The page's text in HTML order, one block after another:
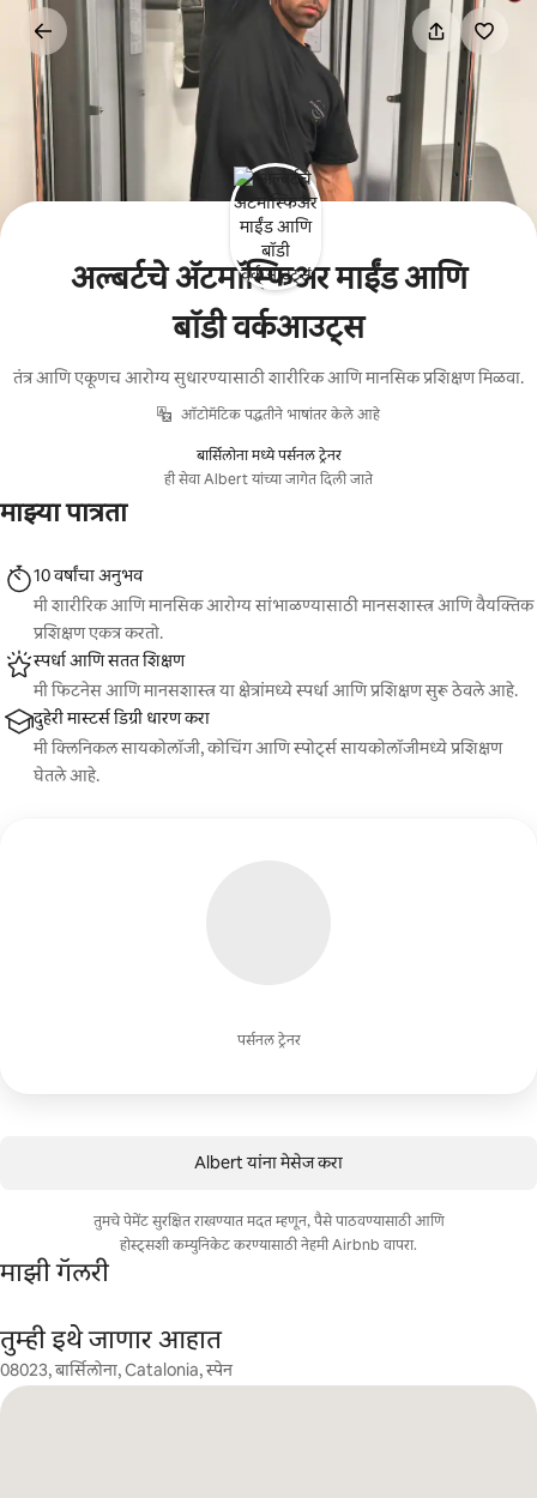
कंटेंटवर
अल्बर्टचे ॲटमॉस्फिअर माईंड आणि
बॉडी वर्कआउट्स
तंत्र आणि एकूणच आरोग्य सुधारण्यासाठी शारीरिक आणि मानसिक प्रशिक्षण मिळवा.
ऑटोमॅटिक पद्धतीने भाषांतर केले आहे
बार्सिलोना मध्ये पर्सनल ट्रेनर
ही सेवा Albert यांच्या जागेत दिली जाते
माझ्या पात्रता
पर्सनल ट्रेनर
10 वर्षांचा अनुभव
मी शारीरिक आणि मानसिक आरोग्य सांभाळण्यासाठी मानसशास्त्र आणि वैयक्तिक
प्रशिक्षण एकत्र करतो.
स्पर्धा आणि सतत शिक्षण
मी फिटनेस आणि मानसशास्त्र या क्षेत्रांमध्ये स्पर्धा आणि प्रशिक्षण सुरू ठेवले आहे.
दुहेरी मास्टर्स डिग्री धारण करा
मी क्लिनिकल सायकोलॉजी, कोचिंग आणि स्पोर्ट्स सायकोलॉजीमध्ये प्रशिक्षण
घेतले आहे.
Albert यांना मेसेज करा
तुमचे पेमेंट सुरक्षित राखण्यात मदत म्हणून, पैसे पाठवण्यासाठी आणि
होस्ट्सशी कम्युनिकेट करण्यासाठी नेहमी Airbnb वापरा.
माझी गॅलरी
तुम्ही इथे जाणार आहात
08023, बार्सिलोना, Catalonia, स्पेन